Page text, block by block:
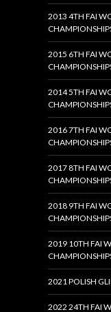
2013 4TH FAI
2015 6TH FAI
2014 5TH FAI
2016 7TH FAI
2017 8TH FAI
2018 9TH FAI
2019 10TH FAI
2021 POLISH
2022 24TH FAI